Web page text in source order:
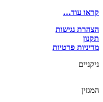
קראו עוד…
הצהרת נגישות
תקנון
מדיניות פרטיות
ניקניים
המגזין